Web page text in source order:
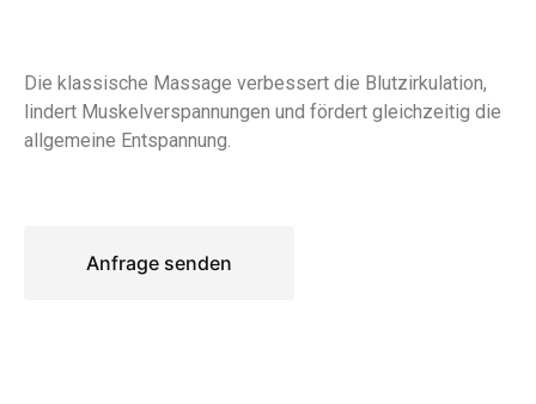
Die klassische Massage verbessert die Blutzirkulation,
lindert Muskelverspannungen und fördert gleichzeitig die
allgemeine Entspannung.
Anfrage senden